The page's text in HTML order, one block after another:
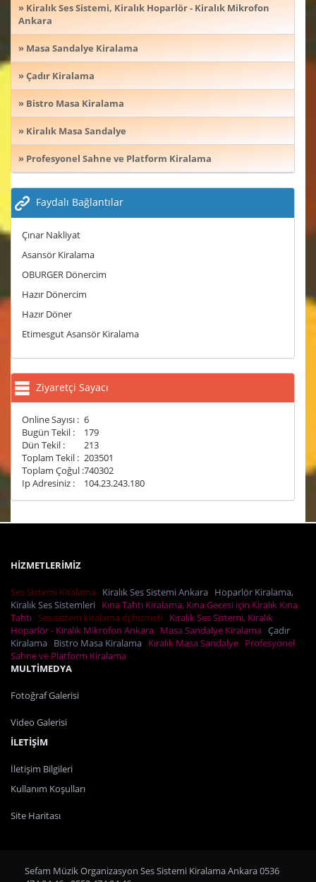
» Kiralık Ses Sistemi, Kiralık Hoparlör - Kiralık Mikrofon
Ankara
» Masa Sandalye Kiralama
» Çadır Kiralama
» Bistro Masa Kiralama
» Kiralık Masa Sandalye
» Profesyonel Sahne ve Platform Kiralama
Faydalı Bağlantılar
Çınar Nakliyat
Asansör Kiralama
OBURGER Dönercim
Hazır Dönercim
Hazır Döner
Etimesgut Asansör Kiralama
Ziyaretçi Sayacı
Online Sayısı : 6
Bugün Tekil :
179
Dün Tekil :
213
Toplam Tekil : 203501
Toplam Çoğul :740302
Ip Adresiniz :
104.23.243.180
HİZMETLERİMİZ
Ses Sistemi Kiralama Kiralık Ses Sistemi Ankara Hoparlör Kiralama,
Kiralık Ses Sistemleri Kına Tahtı Kiralama, Kına Gecesi için Kiralık Kına
Tahtı Ses sistem kiralama dj hizmeti
Kiralık Ses Sistemi, Kiralık
Hoparlör - Kiralık Mikrofon Ankara Masa Sandalye Kiralama Çadır
Kiralama Bistro Masa Kiralama Kiralık Masa Sandalye Profesyonel
Sahne ve Platform Kiralama
MULTİMEDYA
Fotoğraf Galerisi
Video Galerisi
İLETİŞİM
İletişim Bilgileri
Kullanım Koşulları
Site Haritası
Sefam Müzik Organizasyon Ses Sistemi Kiralama Ankara 0536